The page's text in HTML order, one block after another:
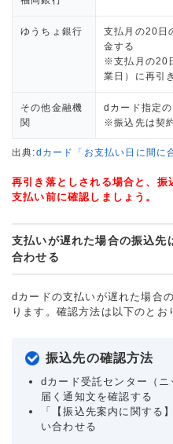
ゆうちょ銀行
支払月の20日
金する
※支払月の20
業日）に再引
その他金融機
関
dカード指定
※振込先は契
出典:dカード「お支払い日に間に
再引き落としされる場合と、
支払い前に確認しましょう。
支払いが遅れた場合の振込先
合わせる
dカードの支払いが遅れた場合
ります。確認方法は以下のとお
振込先の確認方法
dカード受託センター（
届く通知文を確認する
「【振込先案内に関する
い合わせる